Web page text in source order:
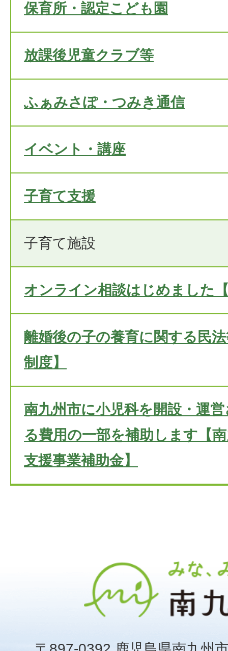
保育所・認定こども園
放課後児童クラブ等
ふぁみさぽ・つみき通信
イベント・講座
子育て支援
子育て施設
オンライン相談はじめました
離婚後の子の養育に関する民
制度】
南九州市に小児科を開設・運
る費用の一部を補助します【
支援事業補助金】